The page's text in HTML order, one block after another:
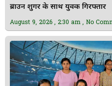
ब्राउन शुगर के साथ युवक गिरफ्तार
August 9, 2026 2:30 am No